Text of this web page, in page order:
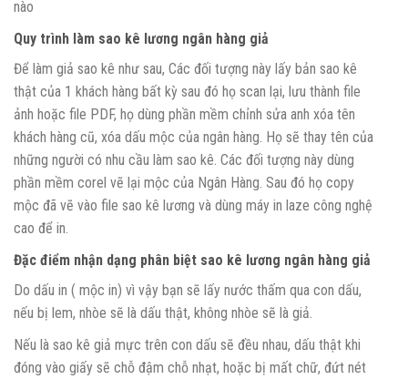
nào
Quy trình làm sao kê lương ngân hàng giả
Để làm giả sao kê như sau, Các đối tượng này lấy bản sao kê
thật của 1 khách hàng bất kỳ sau đó họ scan lại, lưu thành file
ảnh hoặc file PDF, họ dùng phần mềm chỉnh sửa anh xóa tên
khách hàng cũ, xóa dấu mộc của ngân hàng. Họ sẽ thay tên của
những người có nhu cầu làm sao kê. Các đối tượng này dùng
phần mềm corel vẽ lại mộc của Ngân Hàng. Sau đó họ copy
mộc đã vẽ vào file sao kê lương và dùng máy in laze công nghệ
cao để in.
Đặc điểm nhận dạng phân biệt sao kê lương ngân hàng giả
Do dấu in ( mộc in) vì vậy bạn sẽ lấy nước thấm qua con dấu,
nếu bị lem, nhòe sẽ là dấu thật, không nhòe sẽ là giả.
Nếu là sao kê giả mực trên con dấu sẽ đều nhau, dấu thật khi
đóng vào giấy sẽ chỗ đậm chỗ nhạt, hoặc bị mất chữ, đứt nét